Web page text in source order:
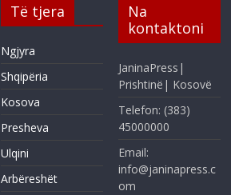
Të tjera
Ngjyra
Shqipëria
Kosova
Presheva
Ulqini
Arbëreshët
Na
kontaktoni
JaninaPress|
Prishtinë| Kosovë
Telefon: (383)
45000000
Email:
info@janinapress.c
om